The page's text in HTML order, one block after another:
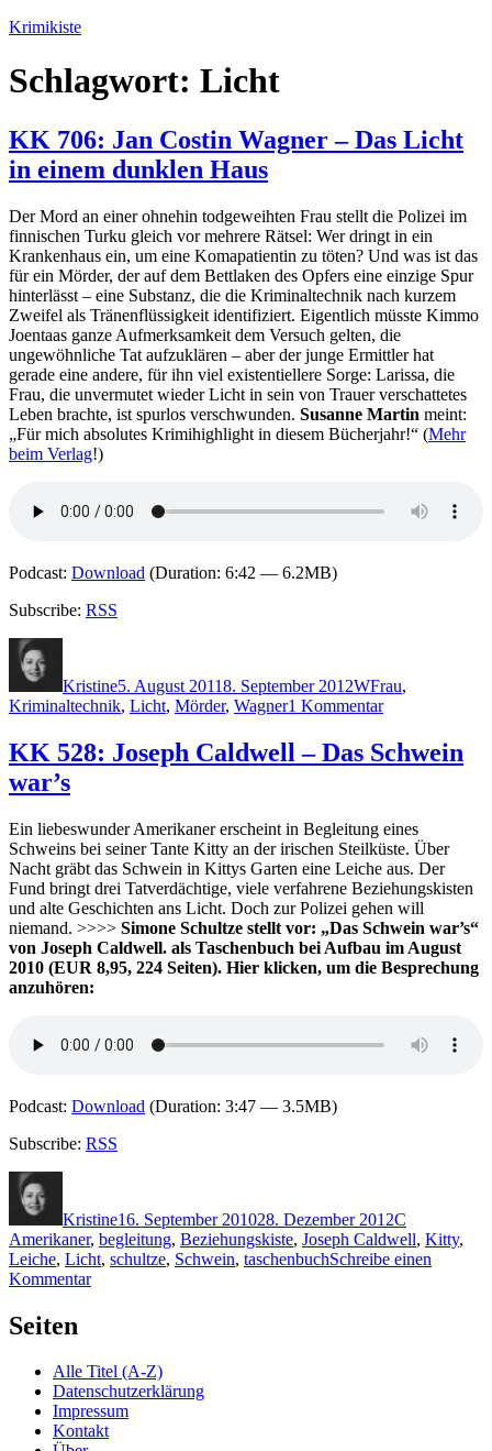
Zum
springen
Krimikiste
Schlagwort: Licht
KK 706: Jan Costin Wagner – Das Licht
in einem dunklen Haus
Der Mord an einer ohnehin todgeweihten Frau stellt die Polizei im
finnischen Turku gleich vor mehrere Rätsel: Wer dringt in ein
Krankenhaus ein, um eine Komapatientin zu töten? Und was ist das
für ein Mörder, der auf dem Bettlaken des Opfers eine einzige Spur
hinterlässt – eine Substanz, die die Kriminaltechnik nach kurzem
Zweifel als Tränenflüssigkeit identifiziert. Eigentlich müsste Kimmo
Joentaas ganze Aufmerksamkeit dem Versuch gelten, die
ungewöhnliche Tat aufzuklären – aber der junge Ermittler hat
gerade eine andere, für ihn viel existentiellere Sorge: Larissa, die
Frau, die unvermutet wieder Licht in sein von Trauer verschattetes
Leben brachte, ist spurlos verschwunden. Susanne Martin meint:
„Für mich absolutes Krimihighlight in diesem Bücherjahr!“ (Mehr
beim Verlag!)
Podcast: Download (Duration: 6:42 — 6.2MB)
Subscribe: RSS
Kristine5. August 20118. September 2012WFrau,
Kriminaltechnik, Licht, Mörder, Wagner1 Kommentarzu
706:
Jan
–
Das
Licht
in
einem
dunklen
Haus
KK 528: Joseph Caldwell – Das Schwein
war’s
Ein liebeswunder Amerikaner erscheint in Begleitung eines
Schweins bei seiner Tante Kitty an der irischen Steilküste. Über
Nacht gräbt das Schwein in Kittys Garten eine Leiche aus. Der
Fund bringt drei Tatverdächtige, viele verfahrene Beziehungskisten
und alte Geschichten ans Licht. Doch zur Polizei gehen will
niemand. >>>> Simone Schultze stellt vor: „Das Schwein war’s“
von Joseph Caldwell. als Taschenbuch bei Aufbau im August
2010 (EUR 8,95, 224 Seiten). Hier klicken, um die Besprechung
anzuhören:
Podcast: Download (Duration: 3:47 — 3.5MB)
Subscribe: RSS
Kristine16. September 201028. Dezember 2012C
Amerikaner, begleitung, Beziehungskiste, Joseph Caldwell, Kitty,
Leiche, Licht, schultze, Schwein, taschenbuchSchreibe einen
Kommentarzu
–
Das
Schwein
war’s
Seiten
Alle Titel (A-Z)
Datenschutzerklärung
Impressum
Kontakt